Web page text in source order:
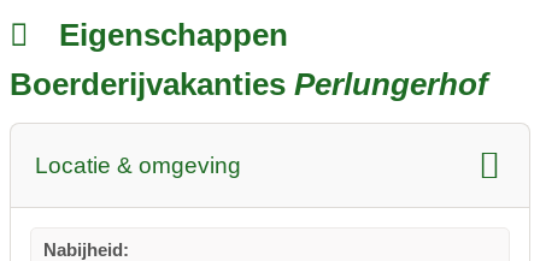
Eigenschappen
Boerderijvakanties Perlungerhof
Locatie & omgeving
Nabijheid: